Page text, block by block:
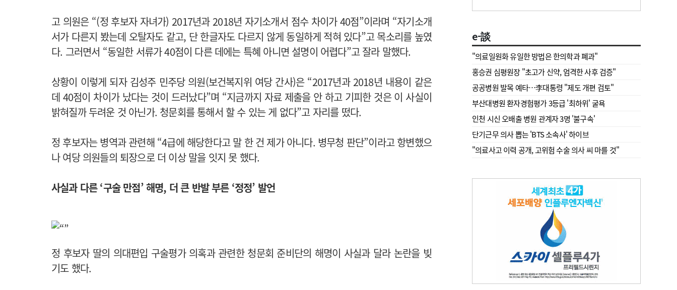
고 의원은 “(정 후보자 자녀가) 2017년과 2018년 자기소개서 점수 차이가 40점”이라며 “자기소개
서가 다른지 봤는데 오탈자도 같고, 단 한글자도 다르지 않게 동일하게 적혀 있다”고 목소리를 높였
다. 그러면서 “동일한 서류가 40점이 다른 데에는 특혜 아니면 설명이 어렵다”고 잘라 말했다.
상황이 이렇게 되자 김성주 민주당 의원(보건복지위 여당 간사)은 “2017년과 2018년 내용이 같은
데 40점이 차이가 났다는 것이 드러났다”며 “지금까지 자료 제출을 안 하고 기피한 것은 이 사실이
밝혀질까 두려운 것 아닌가. 청문회를 통해서 할 수 있는 게 없다”고 자리를 떴다.
정 후보자는 병역과 관련해 “4급에 해당한다고 말 한 건 제가 아니다. 병무청 판단”이라고 항변했으
나 여당 의원들의 퇴장으로 더 이상 말을 잇지 못 했다.
사실과 다른 ‘구술 만점’ 해명, 더 큰 반발 부른 ‘정정’ 발언
정 후보자 딸의 의대편입 구술평가 의혹과 관련한 청문회 준비단의 해명이 사실과 달라 논란을 빚
기도 했다.
e-談
"의료일원화 유일한 방법은 한의학과 폐과"
홍승권 심평원장 " 초고가 신약, 엄격한 사후 검증"
공공병원 발목 예타…李대통령 "제도 개편 검토"
부산대병원 환자경험평가 3등급 '최하위' 굴욕
인천 시신 오배출 병원 관계자 3명 '불구속'
단기근무 의사 뽑는 'BTS 소속사' 하이브
"의료사고 이력 공개, 고위험 수술 의사 씨 마를 것"